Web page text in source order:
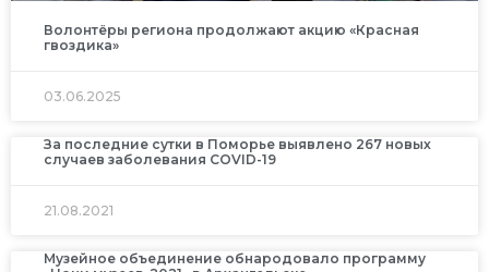
Волонтёры региона продолжают акцию «Красная
гвоздика»
03.06.2025
За последние сутки в Поморье выявлено 267 новых
случаев заболевания COVID-19
21.08.2021
Музейное объединение обнародовало программу